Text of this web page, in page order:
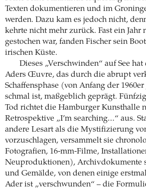
Texten dokumentieren und im
werden. Dazu kam es jedoch nicht,
kehrte nicht mehr zurück. Fast ein Jahr
gestochen war, fanden Fischer sein
irischen Küste.
Dieses „Verschwinden“ auf See
Aders Œuvre, das durch die abrupt
Schaffensphase (von Anfang der 1960er
schmal ist, maßgeblich geprägt.
Tod richtet die Hamburger Kunsthalle
Retrospektive „I’m searching…“ aus.
andere Lesart als die Mystifizierung
vorzuschlagen, versammelt sie
Fotografien, 16-mm-Filme,
Neuproduktionen), Archivdokumente
und Gemälde, von denen einige
Ader ist „verschwunden“ – die